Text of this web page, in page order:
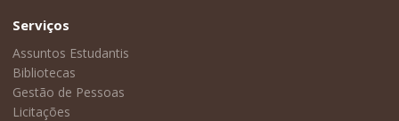
Serviços
Assuntos Estudantis
Bibliotecas
Gestão de Pessoas
Licitações